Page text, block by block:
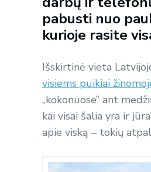
pabusti nuo
kurioje rasite
Išskirtinė vieta
visiems puikiai
,,kokonuose” ant
kai visai šalia yra ir
apie viską – tokių